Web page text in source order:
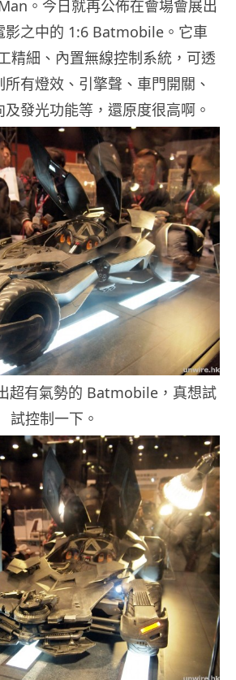
。今日就再公佈在會場會展出
之中的 1:6 Batmobile。它車
精細、內置無線控制系統，可透
有燈效、引擎聲、車門開關、
發光功能等，還原度很高啊。
超有氣勢的 Batmobile，真想試
試控制一下。